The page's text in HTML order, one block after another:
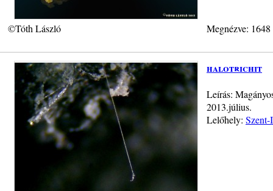
©Tóth László Megnézve:
halotrichit
Leírás:
2013.július.
Lelőhely: